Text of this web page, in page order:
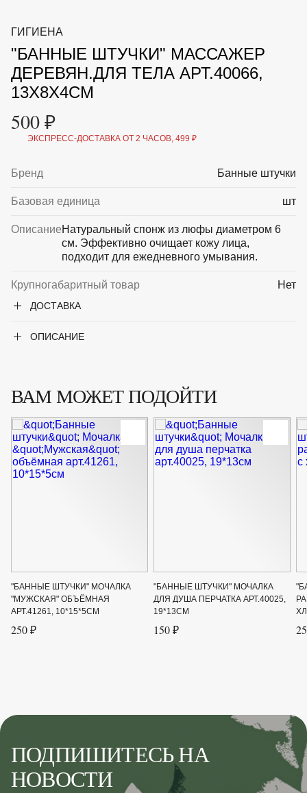
МАЛАЯ МЕХАНИЗАЦИЯ
ОТПУГИВАТЕЛИ ОТ ПТИЦ, НАСЕКОМЫХ И
ГРЫЗУНОВ
САДОВАЯ ОДЕЖДА И ОБУВЬ
САДОВЫЙ ИНСТРУМЕНТ
СЕМЕНА
ТОВАРЫ ДЛЯ БАНЬ И САУН
ТОВАРЫ ДЛЯ ПОЛИВА
ХОЗ ТОВАРЫ
Sale Новинки
УХОД
+7 (495) 197 87
87
ГИГИЕНА
"БАННЫЕ ШТУЧКИ" МАССАЖЕР
ДЕРЕВЯН.ДЛЯ ТЕЛА АРТ.40066,
13Х8Х4СМ
500 ₽
ЭКСПРЕСС-ДОСТАВКА ОТ 2 ЧАСОВ, 499 ₽
Бренд Банные штучки
Базовая единица шт
ОписаниеНатуральный спонж из люфы диаметром 6
см. Эффективно очищает кожу лица,
подходит для ежедневного умывания.
Крупногабаритный товар Нет
ДОСТАВКА
ОПИСАНИЕ
ВАМ МОЖЕТ ПОДОЙТИ
"БАННЫЕ ШТУЧКИ" МОЧАЛКА
"МУЖСКАЯ" ОБЪЁМНАЯ
АРТ.41261, 10*15*5СМ
250 ₽
"БАННЫЕ ШТУЧКИ" МОЧАЛКА
ДЛЯ ДУША ПЕРЧАТКА АРТ.40025,
19*13СМ
150 ₽
ПОДПИШИТЕСЬ НА
НОВОСТИ